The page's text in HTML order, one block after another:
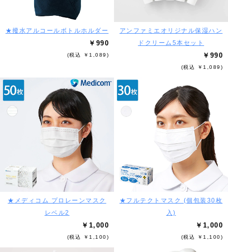
★撥水アルコールボトルホルダー
￥990
(税込 ￥1,089)
アンファミエオリジナル保湿ハン
ドクリーム5本セット
￥990
(税込 ￥1,089)
★メディコム プロレーンマスク
レベル2
￥1,000
(税込 ￥1,100)
★フルテクトマスク (個包装30枚
入)
￥1,000
(税込 ￥1,100)